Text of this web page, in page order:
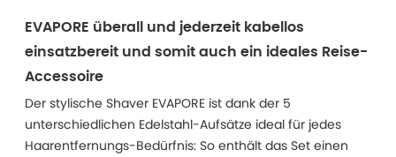
EVAPORE überall und jederzeit kabellos
einsatzbereit und somit auch ein ideales Reise-
Accessoire
Der stylische Shaver EVAPORE ist dank der 5
unterschiedlichen Edelstahl-Aufsätze ideal für jedes
Haarentfernungs-Bedürfnis: So enthält das Set einen